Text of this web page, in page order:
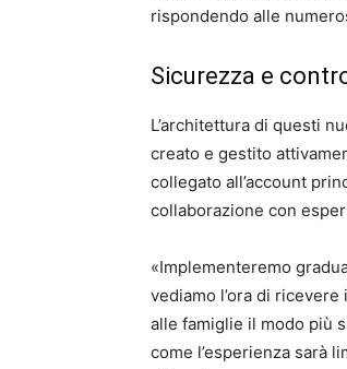
rispondendo alle
Sicurezza e
L’architettura di questi
creato e gestito
collegato all’account
collaborazione con
«Implementeremo
vediamo l’ora di
alle famiglie il modo più
come l’esperienza sarà